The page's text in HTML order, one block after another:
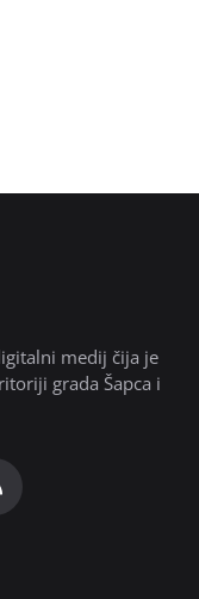
medij čija je
grada Šapca i